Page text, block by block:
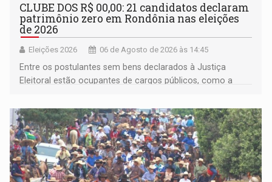
CLUBE DOS R$ 00,00: 21 candidatos declaram
patrimônio zero em Rondônia nas eleições
de 2026
Eleições 2026 06 de Agosto de 2026 às 14:45
Entre os postulantes sem bens declarados à Justiça
Eleitoral estão ocupantes de cargos públicos, como a
Pedro Geovar (PP) e a vice-prefeita Magna dos Anjos
(NOVO)